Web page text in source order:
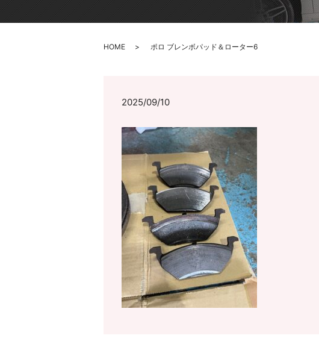
HOME ポロ ブレンボパッド＆ローター6
2025/09/10